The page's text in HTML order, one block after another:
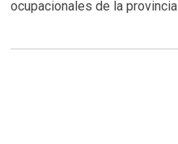
ocupacionales de la provincia